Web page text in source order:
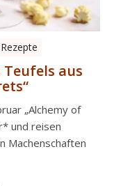
Rezepte
Teufels aus
„Alchemy of
und reisen
Machenschaften